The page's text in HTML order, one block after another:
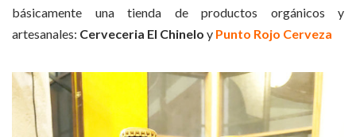
básicamente una tienda de productos orgánicos y
artesanales: Cerveceria El Chinelo y Punto Rojo Cerveza